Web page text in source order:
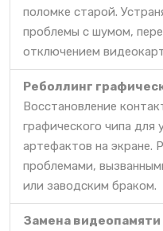
поломке старой.
проблемы с шумом,
отключением
Реболлинг
Восстановление
графического чипа для
артефактов на экране.
проблемами,
или заводским браком.
Замена видеопамяти